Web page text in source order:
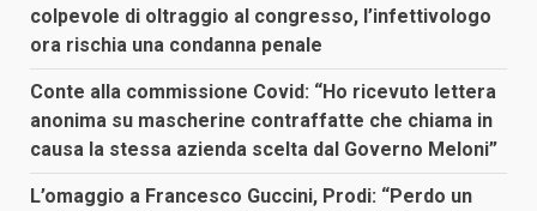
colpevole di oltraggio al congresso, l’infettivologo
ora rischia una condanna penale
Conte alla commissione Covid: “Ho ricevuto lettera
anonima su mascherine contraffatte che chiama in
causa la stessa azienda scelta dal Governo Meloni”
L’omaggio a Francesco Guccini, Prodi: “Perdo un